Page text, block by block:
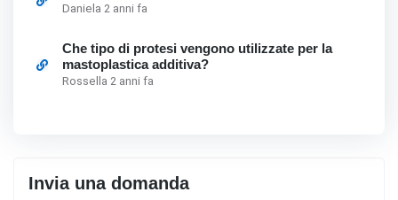
Daniela 2 anni fa
Che tipo di protesi vengono utilizzate per la
mastoplastica additiva?
Rossella 2 anni fa
Invia una domanda